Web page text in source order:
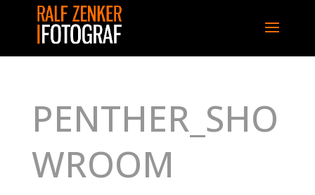
PENTHER_SHO
WROOM